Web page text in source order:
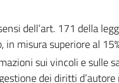
dell’art. 171 della
in misura superiore al
sui vincoli e sulle
dei diritti